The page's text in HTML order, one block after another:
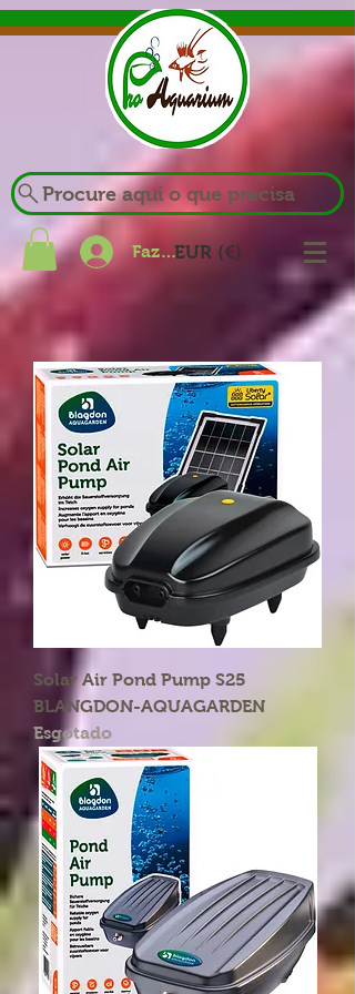
Procure aqui o que precisa
Fazer login
EUR (€)
Solar Air Pond Pump S25
BLANGDON-AQUAGARDEN
Esgotado